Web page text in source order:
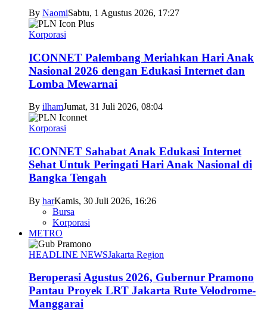
By NaomiSabtu, 1 Agustus 2026, 17:27
Korporasi
ICONNET Palembang Meriahkan Hari Anak
Nasional 2026 dengan Edukasi Internet dan
Lomba Mewarnai
By ilhamJumat, 31 Juli 2026, 08:04
Korporasi
ICONNET Sahabat Anak Edukasi Internet
Sehat Untuk Peringati Hari Anak Nasional di
Bangka Tengah
By harKamis, 30 Juli 2026, 16:26
Bursa
Korporasi
METRO
HEADLINE NEWSJakarta Region
Beroperasi Agustus 2026, Gubernur Pramono
Pantau Proyek LRT Jakarta Rute Velodrome-
Manggarai